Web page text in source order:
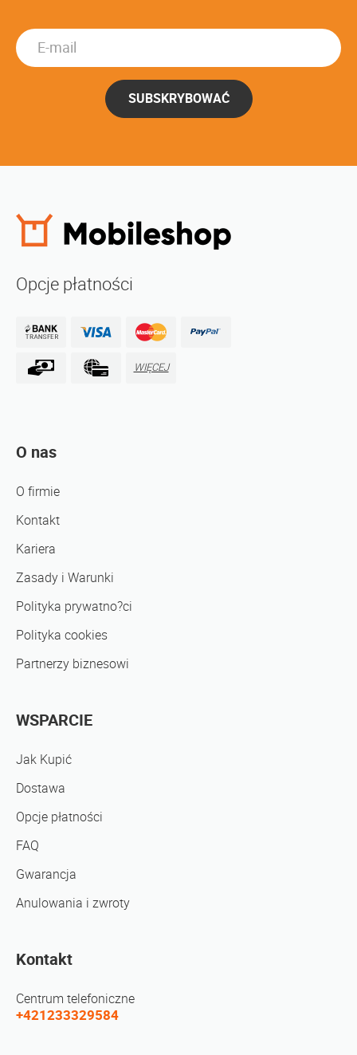
SUBSKRYBOWAĆ
Opcje płatności
WIĘCEJ
O nas
O firmie
Kontakt
Kariera
Zasady i Warunki
Polityka prywatno?ci
Polityka cookies
Partnerzy biznesowi
WSPARCIE
Jak Kupić
Dostawa
Opcje płatności
FAQ
Gwarancja
Anulowania i zwroty
Kontakt
Centrum telefoniczne
+421233329584